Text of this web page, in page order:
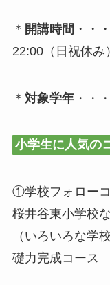
＊ 開講時間 ・・
22:00（日祝休み）
＊ 対象学年・・
小学生に人気の
①学校フォロー
桜井谷東小学校
（いろいろな学
礎力完成コース